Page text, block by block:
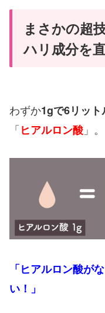
まさかの超
ハリ成分を
わずか1gで6リッ
「ヒアルロン酸 」。
「ヒアルロン酸が
い！」